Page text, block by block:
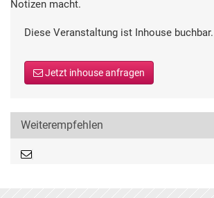
Diese Veranstaltung ist Inhouse buchbar.
Jetzt inhouse anfragen
Weiterempfehlen
SEHR GUT